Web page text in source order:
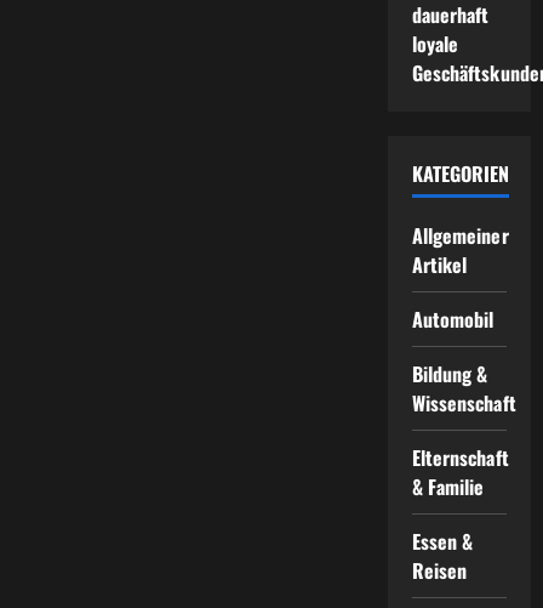
dauerhaft
loyale
KATEGORIEN
Allgemeiner
Artikel
Automobil
Bildung &
Wissenschaft
Elternschaft
& Familie
Essen &
Reisen